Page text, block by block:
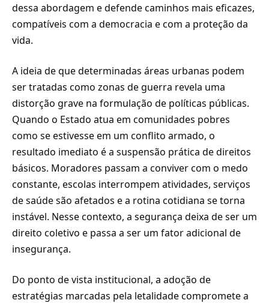
dessa abordagem e defende caminhos mais eficazes,
compatíveis com a democracia e com a proteção da
vida.
A ideia de que determinadas áreas urbanas podem
ser tratadas como zonas de guerra revela uma
distorção grave na formulação de políticas públicas.
Quando o Estado atua em comunidades pobres
como se estivesse em um conflito armado, o
resultado imediato é a suspensão prática de direitos
básicos. Moradores passam a conviver com o medo
constante, escolas interrompem atividades, serviços
de saúde são afetados e a rotina cotidiana se torna
instável. Nesse contexto, a segurança deixa de ser um
direito coletivo e passa a ser um fator adicional de
insegurança.
Do ponto de vista institucional, a adoção de
estratégias marcadas pela letalidade compromete a